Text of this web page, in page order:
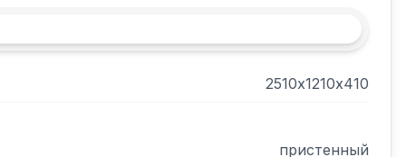
под вентиляционную трубу и патрубок
2510х1210х410
пристенный